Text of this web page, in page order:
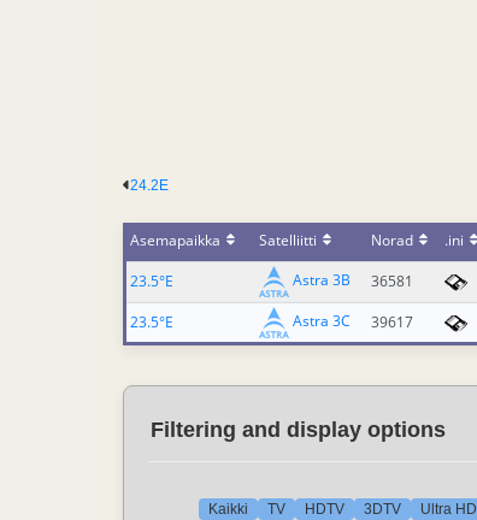
24.2E
Asemapaikka Satelliitti Norad .ini
23.5°E
Astra 3B 36581
23.5°E
Astra 3C 39617
Filtering and display options
Kaikki TV HDTV 3DTV Ultra HD